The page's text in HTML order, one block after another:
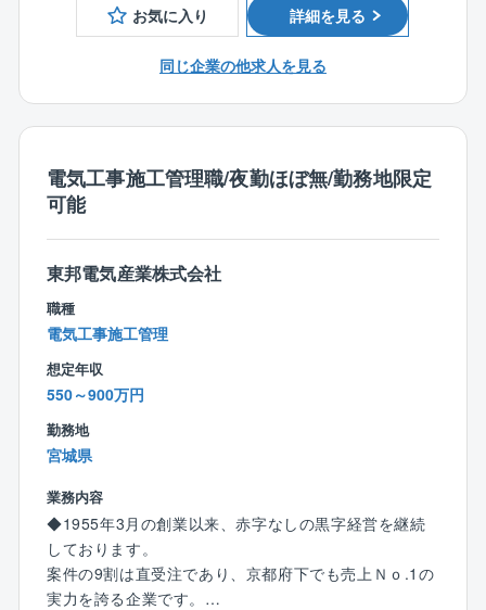
◎フルフレックス+リモートで柔軟な働き方
⇒リモート勤務は週4までOK。フルリモートで勤務し
ているメンバーもおり、柔軟な働きかたが可能です。
■設備点検
任せします。現場で作業を行う協力会社スタッフのマ
ーションを主に手がけます。
【同社について】
東証プライム上場グループの「製造、販売、管理」一
貫体制において、マンション管理を担う同社。
野村不動産からの安定した新築物件供給もあり、管理
戸数は10万戸を超える。
無借金経営を続けながら順調に業績を伸ばしており、
ストック産業ならではの安定性と将来性を誇っていま
す。
同社のフィールドは管理業務から、より快適で豊かな
生活を提案する「ライフコンサルティング業務」へと
広がっています。
同社では、全職種にて夜勤や休日出勤、PCが20時に強
制シャットダウンなど残業を減らしていく取り組みを
行っています。
パソコンのログにて勤怠の管理を行っており、自身の
申告とログに30分以上の相違がある場合は上長に指摘
お気に入り 詳細を見る
同じ企業の他求人を見る
電気工事施工管理職/夜勤ほぼ無/勤務地限定
可能
東邦電気産業株式会社
職種
電気工事施工管理
想定年収
550～900万円
勤務地
宮城県
業務内容
◆1955年3月の創業以来、赤字なしの黒字経営を継続
しております。
案件の9割は直受注であり、京都府下でも売上Ｎｏ.1の
実力を誇る企業です。